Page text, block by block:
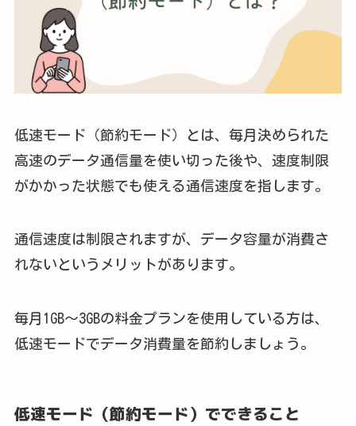
低速モード（節約モード）とは、毎月決められた
高速のデータ通信量を使い切った後や、速度制限
がかかった状態でも使える通信速度を指します。
通信速度は制限されますが、データ容量が消費さ
れないというメリットがあります。
毎月1GB〜3GBの料金プランを使用している方は、
低速モードでデータ消費量を節約しましょう。
低速モード（節約モード）でできること